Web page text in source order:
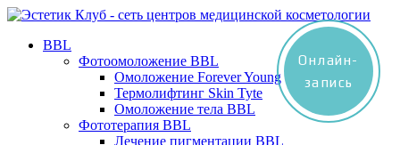
BBL
Фотоомоложение BBL
Омоложение Forever Young
Термолифтинг Skin Tyte
Омоложение тела BBL
Фототерапия BBL
Лечение пигментации BBL
Онлайн-
запись